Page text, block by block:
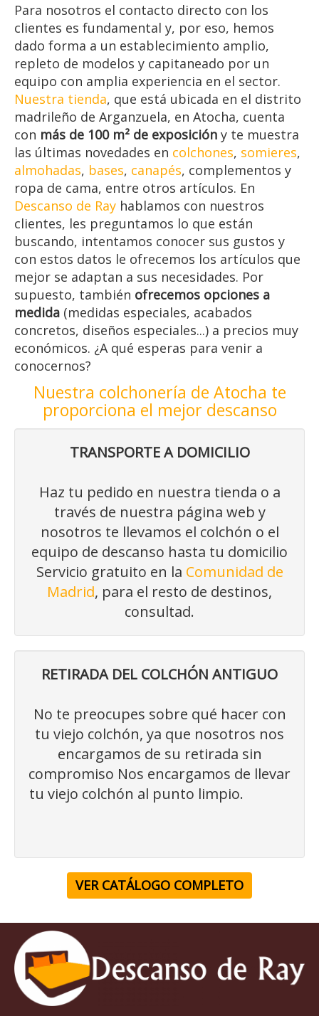
Para nosotros el contacto directo con los
clientes es fundamental y, por eso, hemos
dado forma a un establecimiento amplio,
repleto de modelos y capitaneado por un
equipo con amplia experiencia en el sector.
Nuestra tienda, que está ubicada en el distrito
madrileño de Arganzuela, en Atocha, cuenta
con más de 100 m² de exposición y te muestra
las últimas novedades en colchones, somieres,
almohadas, bases, canapés, complementos y
ropa de cama, entre otros artículos. En
Descanso de Ray hablamos con nuestros
clientes, les preguntamos lo que están
buscando, intentamos conocer sus gustos y
con estos datos le ofrecemos los artículos que
mejor se adaptan a sus necesidades. Por
supuesto, también ofrecemos opciones a
medida (medidas especiales, acabados
concretos, diseños especiales...) a precios muy
económicos. ¿A qué esperas para venir a
conocernos?
Nuestra colchonería de Atocha te
proporciona el mejor descanso
TRANSPORTE A DOMICILIO
Haz tu pedido en nuestra tienda o a
través de nuestra página web y
nosotros te llevamos el colchón o el
equipo de descanso hasta tu domicilio
Servicio gratuito en la Comunidad de
Madrid, para el resto de destinos,
consultad.
RETIRADA DEL COLCHÓN ANTIGUO
No te preocupes sobre qué hacer con
tu viejo colchón, ya que nosotros nos
encargamos de su retirada sin
compromiso Nos encargamos de llevar
tu viejo colchón al punto limpio.
VER CATÁLOGO COMPLETO